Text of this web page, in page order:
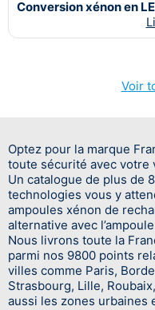
Conversion xénon en
Voir
Optez pour la marque
toute sécurité avec votre
Un catalogue de plus de
technologies vous y
ampoules xénon de
alternative avec
Nous livrons toute la
parmi nos 9800 points
villes comme Paris,
Strasbourg, Lille,
aussi les zones urbaines